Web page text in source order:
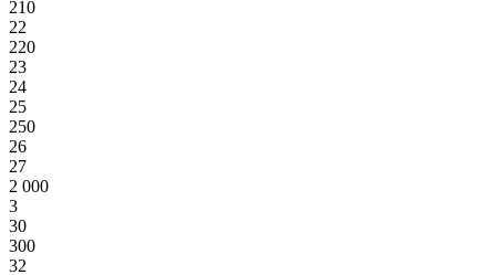
210
22
220
23
24
25
250
26
27
2 000
3
30
300
32